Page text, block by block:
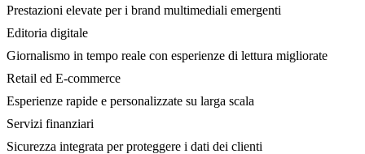
Prestazioni elevate per i brand multimediali emergenti
Editoria digitale
Giornalismo in tempo reale con esperienze di lettura migliorate
Retail ed E-commerce
Esperienze rapide e personalizzate su larga scala
Servizi finanziari
Sicurezza integrata per proteggere i dati dei clienti